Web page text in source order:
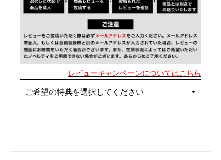
レビューキャンペーンについてはこちら